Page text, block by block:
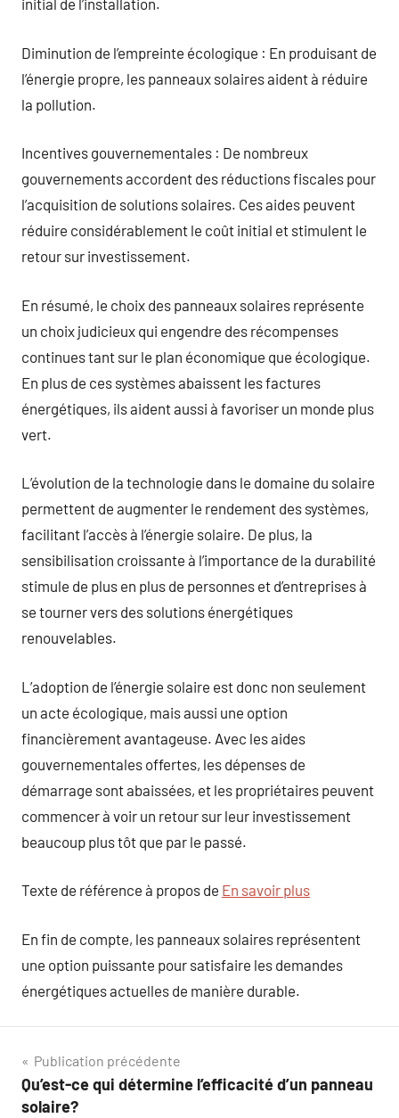
initial de l’installation.
Diminution de l’empreinte écologique : En produisant de
l’énergie propre, les panneaux solaires aident à réduire
la pollution.
Incentives gouvernementales : De nombreux
gouvernements accordent des réductions fiscales pour
l’acquisition de solutions solaires. Ces aides peuvent
réduire considérablement le coût initial et stimulent le
retour sur investissement.
En résumé, le choix des panneaux solaires représente
un choix judicieux qui engendre des récompenses
continues tant sur le plan économique que écologique.
En plus de ces systèmes abaissent les factures
énergétiques, ils aident aussi à favoriser un monde plus
vert.
L’évolution de la technologie dans le domaine du solaire
permettent de augmenter le rendement des systèmes,
facilitant l’accès à l’énergie solaire. De plus, la
sensibilisation croissante à l’importance de la durabilité
stimule de plus en plus de personnes et d’entreprises à
se tourner vers des solutions énergétiques
renouvelables.
L’adoption de l’énergie solaire est donc non seulement
un acte écologique, mais aussi une option
financièrement avantageuse. Avec les aides
gouvernementales offertes, les dépenses de
démarrage sont abaissées, et les propriétaires peuvent
commencer à voir un retour sur leur investissement
beaucoup plus tôt que par le passé.
Texte de référence à propos de En savoir plus
En fin de compte, les panneaux solaires représentent
une option puissante pour satisfaire les demandes
énergétiques actuelles de manière durable.
Navigation
de
Publication précédente
Qu’est-ce qui détermine l’efficacité d’un panneau
solaire?